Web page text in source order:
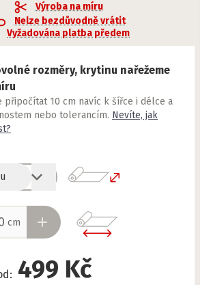
Výroba na míru
Nelze bezdůvodně vrátit
Vyžadována platba předem
rozměry, krytinu nařežeme
připočítat 10 cm navíc k šířce i délce a
nebo tolerancím. Nevíte, jak
cm
: 499 Kč